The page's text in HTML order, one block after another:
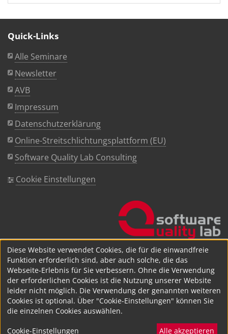
Quick-Links
Alle Seminare
Newsletter
AVB
Impressum
Datenschutzerklärung
Online-Streitschlichtungsplattform (EU)
Software Quality Lab Consulting
Cookie Einstellungen
Diese Website verwendet Cookies, die für die einwandfreie
Funktion erforderlich sind, aber auch solche, die das
Webseite-Erlebnis für Sie verbessern. Ohne die Verwendung
der erforderlichen Cookies ist die Nutzung unserer Website
leider nicht möglich. Die Verwendung der genannten weiteren
Cookies ist optional. Über "Cookie-Einstellungen" können Sie
die einzelnen Cookies auswählen.
Cookie-Einstellungen Alle akzeptieren